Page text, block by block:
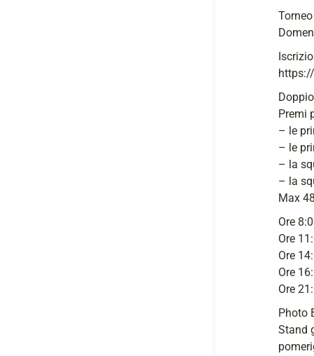
Premi
– le
– le
– la
– la
Max
Ore
Ore
Ore
Ore
Ore
Photo
Stand